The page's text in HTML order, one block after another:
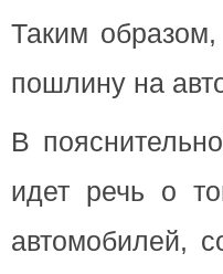
Таким
пошлину на
В
идет речь о
автомобилей,